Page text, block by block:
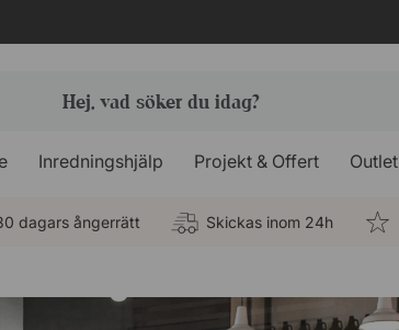
Inredningshjälp Projekt & Offert Outlet
dagars ångerrätt Skickas inom 24h